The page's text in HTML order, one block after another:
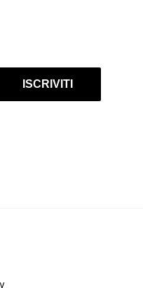
ISCRIVITI